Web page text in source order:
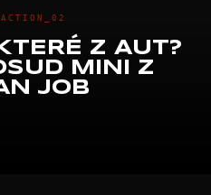
Z AUT?
MINI Z
JOB